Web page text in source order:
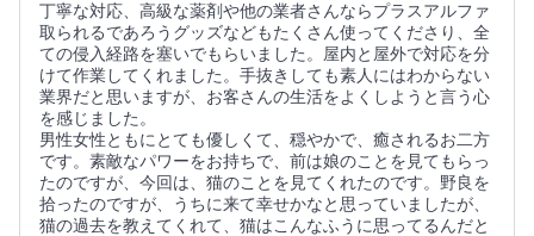
丁寧な対応、高級な薬剤や他の業者さんならプラスアルファ
取られるであろうグッズなどもたくさん使ってくださり、全
ての侵入経路を塞いでもらいました。屋内と屋外で対応を分
けて作業してくれました。手抜きしても素人にはわからない
業界だと思いますが、お客さんの生活をよくしようと言う心
を感じました。
男性女性ともにとても優しくて、穏やかで、癒されるお二方
です。素敵なパワーをお持ちで、前は娘のことを見てもらっ
たのですが、今回は、猫のことを見てくれたのです。野良を
拾ったのですが、うちに来て幸せかなと思っていましたが、
猫の過去を教えてくれて、猫はこんなふうに思ってるんだと